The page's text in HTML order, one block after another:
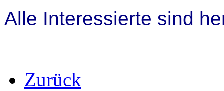
Alle Interessierte sind
Zurück